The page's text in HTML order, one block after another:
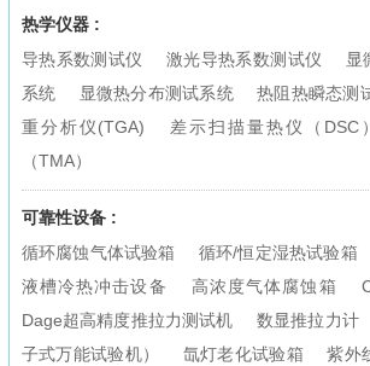
热学仪器 :
导热系数测试仪
激光导热系数测试仪
显
系统
显微热分布测试系统 热阻热瞬态测
重分析仪(TGA)
差示扫描量热仪（DSC）
（TMA）
可靠性设备 :
循环腐蚀气体试验箱
循环/恒定湿热试验箱
液槽冷热冲击设备
高浓度气体腐蚀箱
Dage超高精度推拉力测试机
数显推拉力计
子式万能试验机）
氙灯老化试验箱 紫外